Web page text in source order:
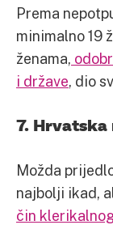
Prema
minimalno 19
ženama,
i države, dio
7. Hrvatska
Možda
najbolji ikad,
čin